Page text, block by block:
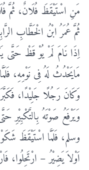
مَنِ اسْتَیْقَظَ فُلَانٌ، ثُمَّ
ثُمَّ عُمَرُ ابْنُ الْخَطَّابِ
اِذَا نَامَ لَمْ یُوْ قَظْ
مَایَحْدُثُ لَهُ فِی نَوْمِهِ،
وَکَانَ رَجُلًا جَلِیْدًا،
وَیَرْفَعُ صَوْتَهُ بِالتَّکْبِیْرِ
وسلم، فَلَمَّا اسْتَیْقَظَ
اَوْلاَ یَضِیْرُ – ارْتَحِلُوا،